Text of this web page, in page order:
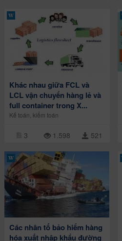
Khác nhau giữa FCL và
LCL vận chuyển hàng lẻ và
full container trong X...
Kế toán, kiểm toán
3 1.598 521
Các nhân tố bảo hiểm hàng
hóa xuất nhập khẩu đường